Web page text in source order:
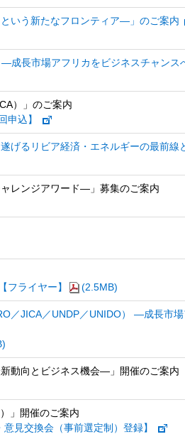
いう新たなフロンティア―」のご案内
成長市場アフリカをビジネスチャン
）」のご案内
申込】
げるリビア経済・エネルギーの最前線
レンジアワード―」募集のご案内
【フライヤー】 (2.5MB)
／JICA／UNDP／UNIDO） ―成長市
動向とビジネス機会―」開催のご案内
」開催のご案内
意見交換会（事前選定制）登録】